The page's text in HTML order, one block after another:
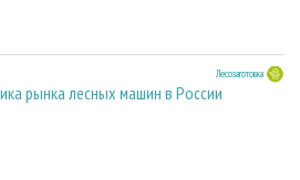
Лесозаготовка
рынка лесных машин в России